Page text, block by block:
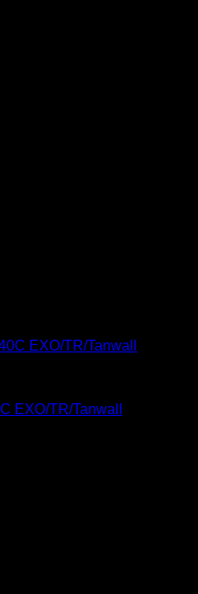
EXO/TR/Tanwall